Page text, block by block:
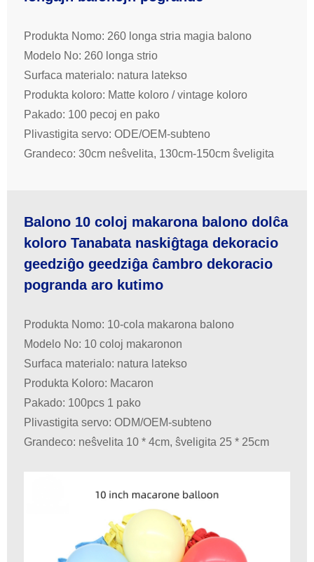
Produkta Nomo: 260 longa stria magia balono
Modelo No: 260 longa strio
Surfaca materialo: natura latekso
Produkta koloro: Matte koloro / vintage koloro
Pakado: 100 pecoj en pako
Plivastigita servo: ODE/OEM-subteno
Grandeco: 30cm neŝvelita, 130cm-150cm ŝveligita
Balono 10 coloj makarona balono dolĉa
koloro Tanabata naskiĝtaga dekoracio
geedziĝo geedziĝa ĉambro dekoracio
pogranda aro kutimo
Produkta Nomo: 10-cola makarona balono
Modelo No: 10 coloj makaronon
Surfaca materialo: natura latekso
Produkta Koloro: Macaron
Pakado: 100pcs 1 pako
Plivastigita servo: ODM/OEM-subteno
Grandeco: neŝvelita 10 * 4cm, ŝveligita 25 * 25cm